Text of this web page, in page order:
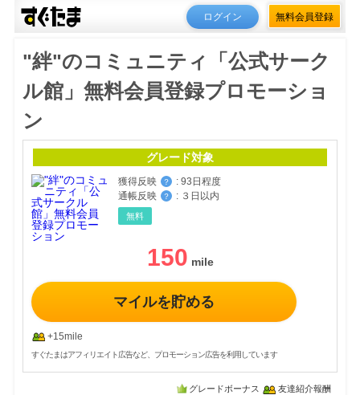
ログイン 無料会員登録
"絆"のコミュニティ「公式サーク
ル館」無料会員登録プロモーショ
ン
グレード対象
獲得反映 ？ : 93日程度
通帳反映
？ : ３日以内
無料
150
マイルを貯める
+15mile
すぐたまはアフィリエイト広告など、プロモーション広告を利用しています
グレードボーナス 友達紹介報酬